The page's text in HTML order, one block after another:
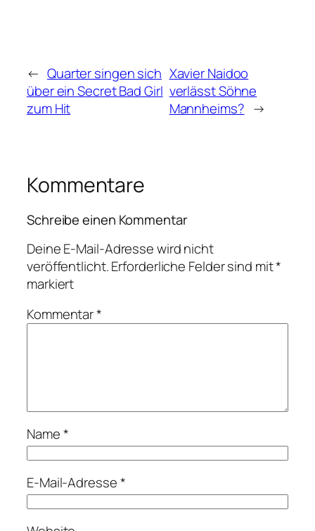
← Quarter singen sich
über ein Secret Bad Girl
zum Hit
Xavier Naidoo
verlässt Söhne
Mannheims? →
Kommentare
Schreibe einen Kommentar
Deine E-Mail-Adresse wird nicht
veröffentlicht.Erforderliche Felder sind mit*
markiert
Kommentar*
Name*
E-Mail-Adresse*